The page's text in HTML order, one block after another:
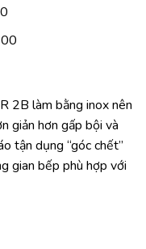
2B làm bằng inox nên
giản hơn gấp bội và
tận dụng “góc chết”
gian bếp phù hợp với